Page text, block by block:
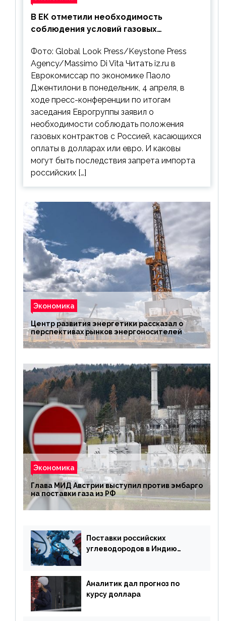
В ЕК отметили необходимость
соблюдения условий газовых
Фото: Global Look Press/Keystone Press
Agency/Massimo Di Vita Читать iz.ru в
Еврокомиссар по экономике Паоло
Джентилони в понедельник, 4 апреля, в
ходе пресс-конференции по итогам
заседания Еврогруппы заявил о
необходимости соблюдать положения
газовых контрактов с Россией, касающихся
оплаты в долларах или евро. И каковы
могут быть последствия запрета импорта
российских […]
Экономика
Центр развития энергетики рассказал о
перспективах рынков энергоносителей
Экономика
Глава МИД Австрии выступил против эмбарго
на поставки газа из РФ
Поставки российских
углеводородов в Индию
Аналитик дал прогноз по
курсу доллара